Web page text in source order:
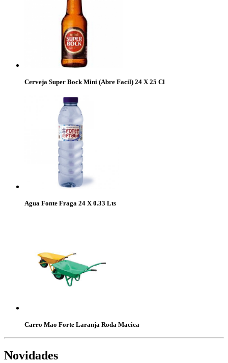
Cerveja Super Bock Mini (Abre Facil) 24 X 25 Cl
Agua Fonte Fraga 24 X 0.33 Lts
Carro Mao Forte Laranja Roda Macica
Novidades